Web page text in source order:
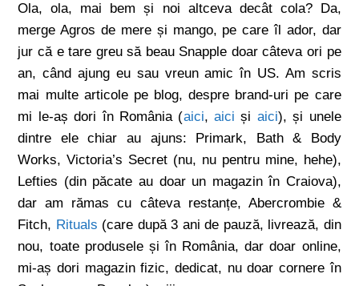
Ola, ola, mai bem și noi altceva decât cola? Da,
merge Agros de mere și mango, pe care îl ador, dar
jur că e tare greu să beau Snapple doar câteva ori pe
an, când ajung eu sau vreun amic în US. Am scris
mai multe articole pe blog, despre brand-uri pe care
mi le-aș dori în România (aici, aici și aici), și unele
dintre ele chiar au ajuns: Primark, Bath & Body
Works, Victoria’s Secret (nu, nu pentru mine, hehe),
Lefties (din păcate au doar un magazin în Craiova),
dar am rămas cu câteva restanțe, Abercrombie &
Fitch, Rituals (care după 3 ani de pauză, livrează, din
nou, toate produsele și în România, dar doar online,
mi-aș dori magazin fizic, dedicat, nu doar cornere în